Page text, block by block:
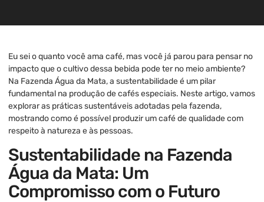
Eu sei o quanto você ama café, mas você já parou para pensar no
impacto que o cultivo dessa bebida pode ter no meio ambiente?
Na Fazenda Água da Mata, a sustentabilidade é um pilar
fundamental na produção de cafés especiais. Neste artigo, vamos
explorar as práticas sustentáveis adotadas pela fazenda,
mostrando como é possível produzir um café de qualidade com
respeito à natureza e às pessoas.
Sustentabilidade na Fazenda
Água da Mata: Um
Compromisso com o Futuro